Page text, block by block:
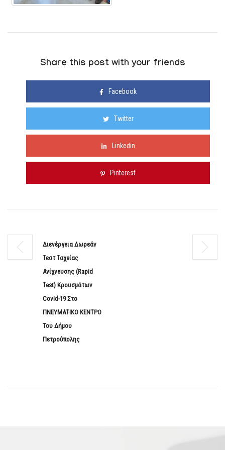
Share this post with your friends
Facebook
Twitter
Linkedin
Pinterest
Διενέργεια Δωρεάν
Τεστ Ταχείας
Ανίχνευσης (rapid
Test) Κρουσμάτων
Covid-19 Στο
ΠΝΕΥΜΑΤΙΚΟ ΚΕΝΤΡΟ
Του Δήμου
Πετρούπολης